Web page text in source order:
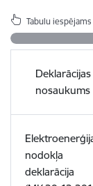
Tabulu
Deklarācijas
nosaukums
nodokļa
deklarācija